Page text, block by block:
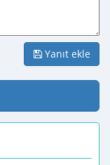
Yanıt ekle